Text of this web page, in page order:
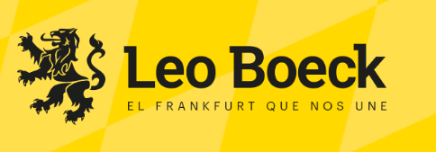
MENÚ COMPRA
Esencia Tienda